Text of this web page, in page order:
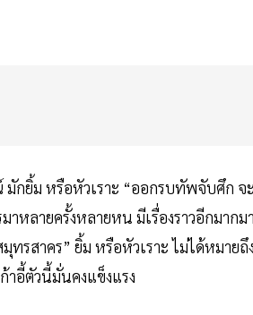
ยิ้ม หรือหัวเราะ “ออกรบทัพจับศึก จ
าหลายครั้งหลายหน มีเรื่องราวอีกมา
มุทรสาคร” ยิ้ม หรือหัวเราะ ไม่ได้หมา
าอี้ตัวนี้มั่นคงแข็งแรง